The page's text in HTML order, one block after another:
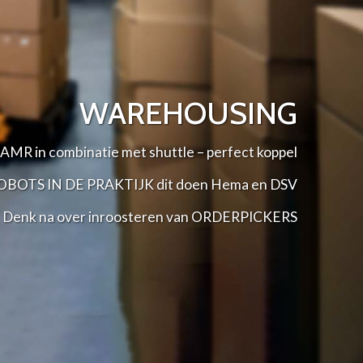
WAREHOUSING
AMR in combinatie met shuttle – perfect koppel
IN DE PRAKTIJK dit doen Hema en DSV
Denk na over inroosteren van ORDERPICKERS